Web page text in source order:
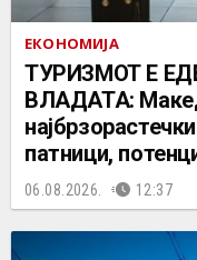
ЕКОНОМИЈА
ТУРИЗМОТ Е
ВЛАДАТА:
патници,
06.08.2026. 12:37